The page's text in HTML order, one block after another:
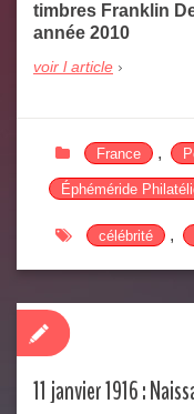
timbres Franklin
année 2010
voir l article
France ,
Éphéméride
célébrité ,
11 janvier 1916 :